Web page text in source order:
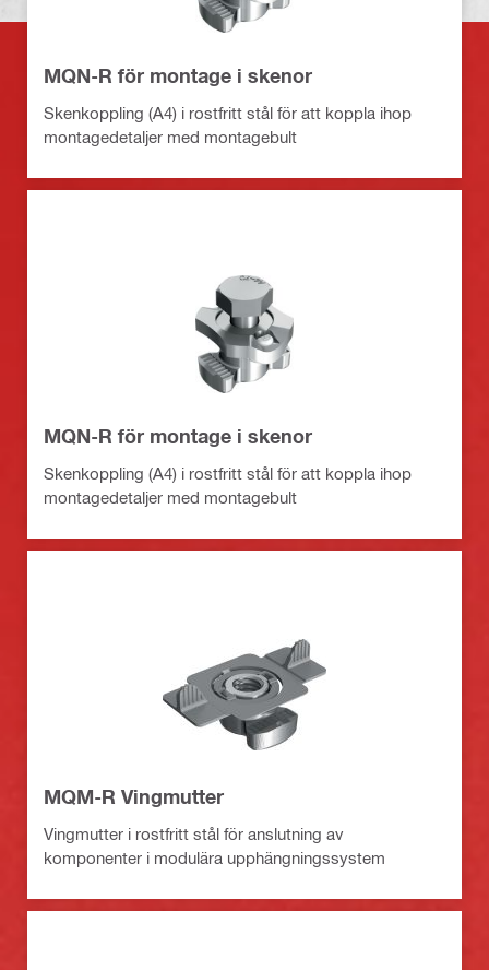
MQN-R för montage i skenor
Skenkoppling (A4) i rostfritt stål för att koppla ihop
montagedetaljer med montagebult
MQN-R för montage i skenor
Skenkoppling (A4) i rostfritt stål för att koppla ihop
montagedetaljer med montagebult
MQM-R Vingmutter
Vingmutter i rostfritt stål för anslutning av
komponenter i modulära upphängningssystem